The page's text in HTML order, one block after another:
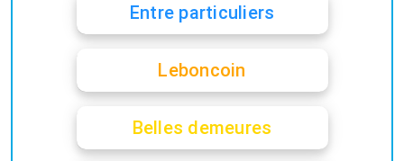
Entre particuliers
Leboncoin
Belles demeures